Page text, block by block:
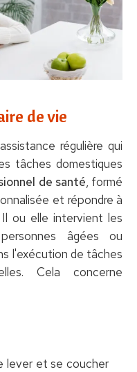
de vie
régulière qui
tâches domestiques
de santé, formé
et répondre à
ou elle intervient les
âgées ou
l'exécution de tâches
Cela concerne
lever et se coucher